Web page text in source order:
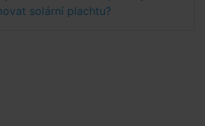
solární plachtu?